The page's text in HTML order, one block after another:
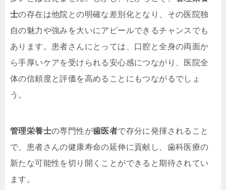
士の存在は他院との明確な差別化となり、その医院独
自の魅力や強みを大いにアピールできるチャンスでも
あります。患者さんにとっては、口腔と全身の両面か
ら手厚いケアを受けられる安心感につながり、医院全
体の信頼度と評価を高めることにもつながるでしょ
う。
管理栄養士の専門性が歯医者で存分に発揮されること
で、患者さんの健康寿命の延伸に貢献し、歯科医療の
新たな可能性を切り開くことができると期待されてい
ます。